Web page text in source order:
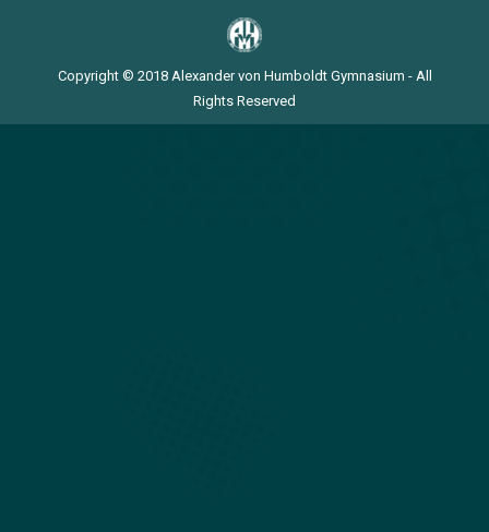
Copyright © 2018 Alexander von Humboldt Gymnasium - All
Rights Reserved